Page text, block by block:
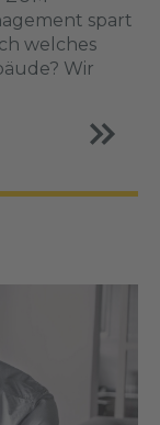
spart
welches
Wir